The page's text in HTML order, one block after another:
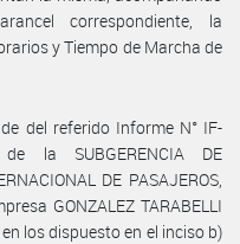
correspondiente, la
y Tiempo de Marcha de
del referido Informe N° IF-
de la SUBGERENCIA DE
DE PASAJEROS,
GONZALEZ TARABELLI
los dispuesto en el inciso b)